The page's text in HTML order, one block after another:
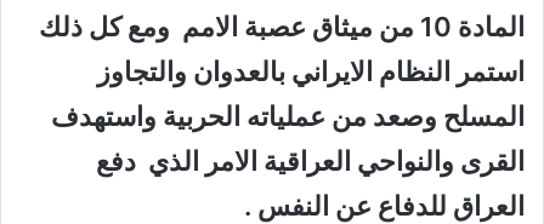
المادة 10 من ميثاق عصبة الامم ومع كل ذلك
استمر النظام الايراني بالعدوان والتجاوز
المسلح وصعد من عملياته الحربية واستهدف
القرى والنواحي العراقية الامر الذي دفع
العراق للدفاع عن النفس .